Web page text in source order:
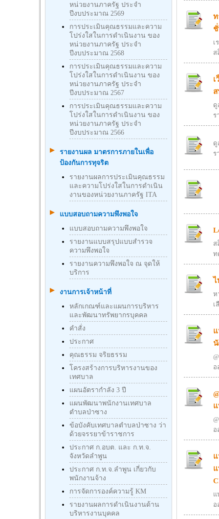
หน่วยงานภาครัฐ ประจำ
ปีงบประมาณ 2569
การประเมินคุณธรรมและความ
โปร่งใสในการดำเนินงาน ของ
หน่วยงานภาครัฐ ประจำ
ปีงบประมาณ 2568
การประเมินคุณธรรมและความ
โปร่งใสในการดำเนินงาน ของ
หน่วยงานภาครัฐ ประจำ
ปีงบประมาณ 2567
การประเมินคุณธรรมและความ
โปร่งใสในการดำเนินงาน ของ
หน่วยงานภาครัฐ ประจำ
ปีงบประมาณ 2566
รายงานผล มาตรการภายในเพื่อ
ป้องกันการทุจริต
รายงานผลการประเมินคุณธรรม
และความโปร่งใสในการดำเนิน
งานของหน่วยงานภาครัฐ ITA
แบบสอบถามความพึงพอใจ
แบบสอบถามความพึงพอใจ
รายงานแบบสรุปแบบสำรวจ
ความพึงพอใจ
รายงานความพึงพอใจ ณ จุดให้
บริการ
งานการเจ้าหน้าที่
หลักเกณฑ์และแผนการบริหาร
และพัฒนาทรัพยากรบุคคล
คำสั่ง
ประกาศ
คุณธรรม จริยธรรม
โครงสร้างการบริหารงานของ
เทศบาล
แผนอัตรากำลัง 3 ปี
แผนพัฒนาพนักงานเทศบาล
ตำบลป่าซาง
ข้อบังคับเทศบาลตำบลป่าซาง ว่า
ด้วยจรรยาข้าราชการ
ประกาศ ก.อบต. และ ก.ท.จ.
จังหวัดลำพูน
ประกาศ ก.ท.จ.ลำพูน เกี่ยวกับ
พนักงานจ้าง
การจัดการองค์ความรู้ KM
รายงานผลการดำเนินงานด้าน
บริหารงานบุคคล
ท
เ
ส
ดู
ร
ดู
ร
ส
ท
ไ
ห
เ
อ
อ
แ
อ